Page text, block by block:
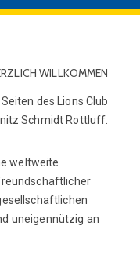
WILLKOMMEN
des Lions Club
Schmidt Rottluff.
weltweite
uneigennützig an